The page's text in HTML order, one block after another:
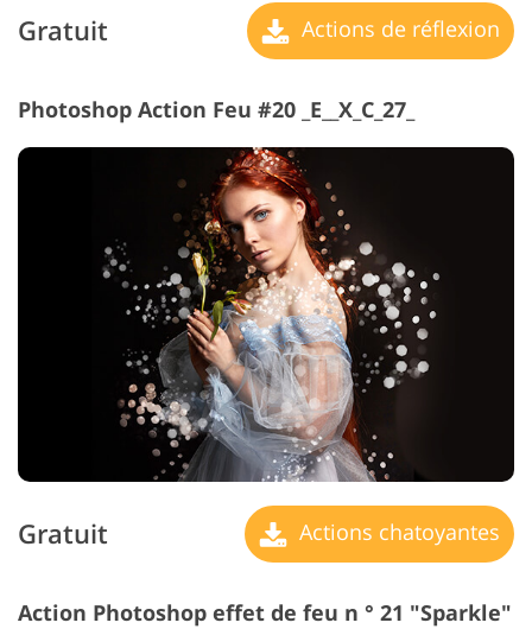
Gratuit Actions de réflexion
Photoshop Action Feu #20 _E__X_C_27_
Gratuit Actions chatoyantes
Action Photoshop effet de feu n ° 21 "Sparkle"